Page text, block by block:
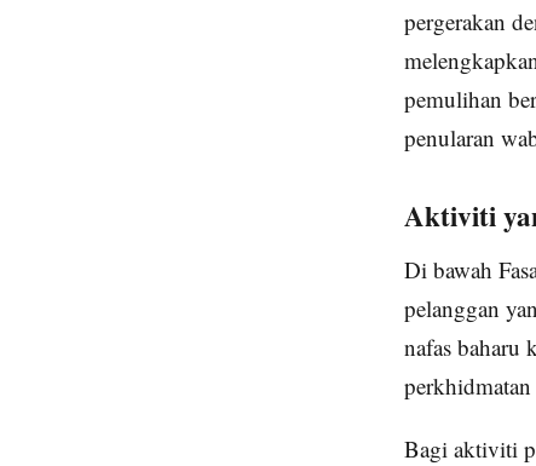
pergerakan
pemulihan
penularan
Aktiviti
Di bawah
pelanggan
nafas baharu
perkhidmatan
Bagi aktiviti